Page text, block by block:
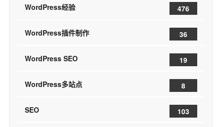
WordPress经验 476
WordPress插件制作 36
WordPress SEO 19
WordPress多站点 8
SEO 103